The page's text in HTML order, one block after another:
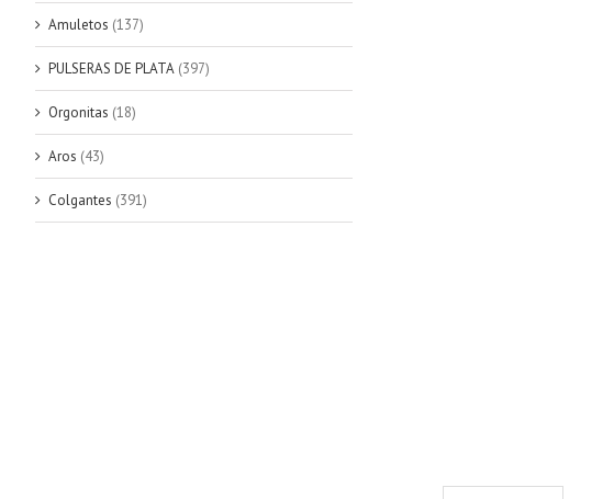
Amuletos (137)
PULSERAS DE PLATA (397)
Orgonitas (18)
Aros (43)
Colgantes (391)